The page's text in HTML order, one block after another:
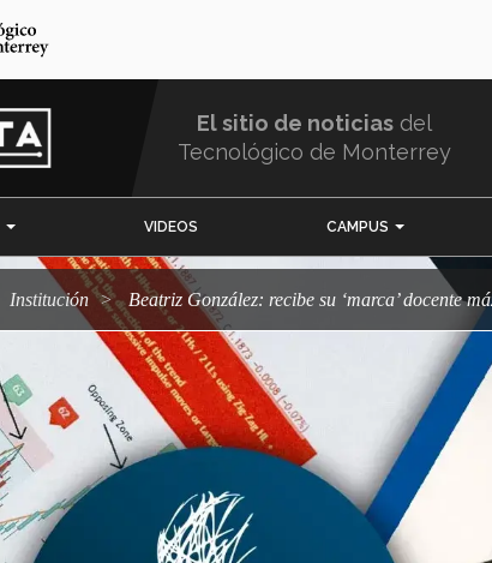
El sitio de noticias del
Tecnológico de Monterrey
VIDEOS CAMPUS
Institución Beatriz González: recibe su ‘marca’ docente